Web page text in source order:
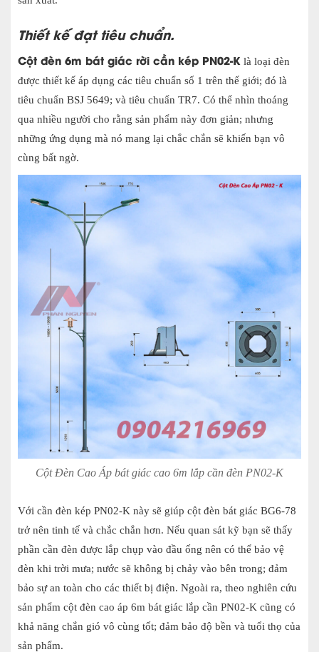
Thiết kế đạt tiêu chuẩn.
Cột đèn 6m bát giác rời cần kép PN02-K là loại đèn
được thiết kế áp dụng các tiêu chuẩn số 1 trên thế giới; đó là
tiêu chuẩn BSJ 5649; và tiêu chuẩn TR7. Có thể nhìn thoáng
qua nhiều người cho rằng sản phẩm này đơn giản; nhưng
những ứng dụng mà nó mang lại chắc chắn sẽ khiến bạn vô
cùng bất ngờ.
Cột Đèn Cao Áp bát giác cao 6m lắp cần đèn PN02-K
Với cần đèn kép PN02-K này sẽ giúp cột đèn bát giác BG6-78
trở nên tinh tế và chắc chắn hơn. Nếu quan sát kỹ bạn sẽ thấy
phần cần đèn được lắp chụp vào đầu ống nên có thể bảo vệ
đèn khi trời mưa; nước sẽ không bị chảy vào bên trong; đảm
bảo sự an toàn cho các thiết bị điện. Ngoài ra, theo nghiên cứu
sản phẩm cột đèn cao áp 6m bát giác lắp cần PN02-K cũng có
khả năng chắn gió vô cùng tốt; đảm bảo độ bền và tuổi thọ của
sản phẩm.